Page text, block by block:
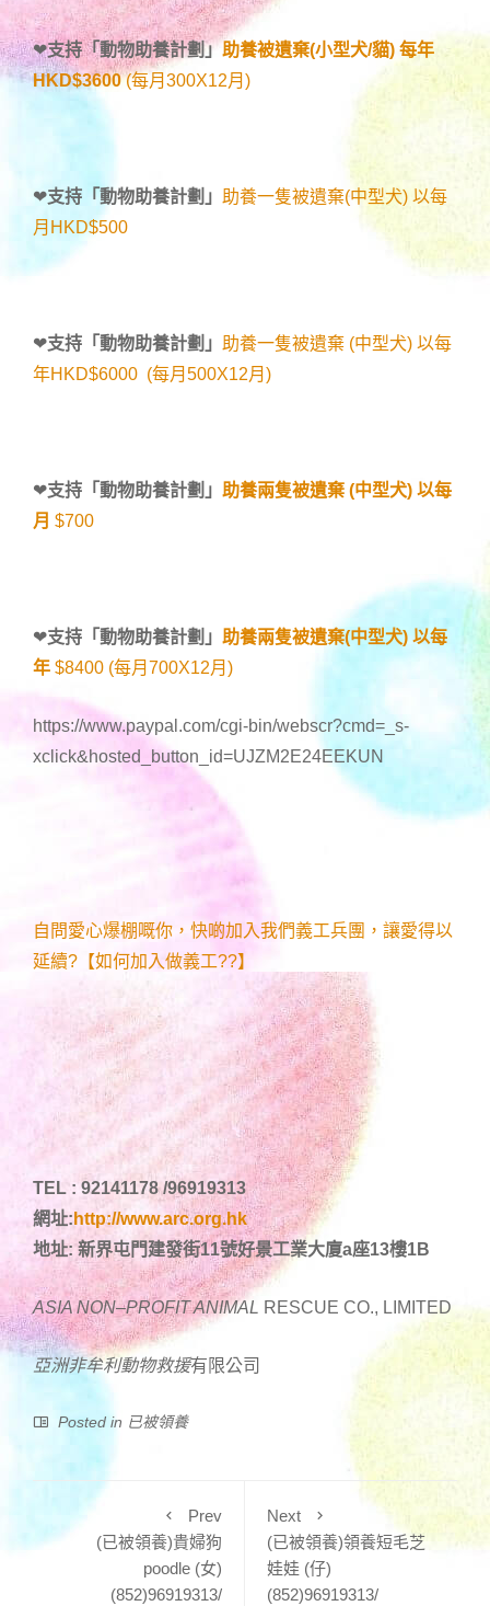
❤支持「動物助養計劃 」 助養被遺棄(小型犬/貓) 每年
HKD$3600(每月300X12月)
❤支持「動物助養計劃 」 助養一隻被遺棄(中型犬) 以每
月HKD$500
❤支持「動物助養計劃 」 助養一隻被遺棄 (中型犬) 以每
年HKD$6000 (每月500X12月)
❤支持「動物助養計劃 」 助養兩隻被遺棄 (中型犬) 以每
月 $700
❤支持「動物助養計劃 」 助養兩隻被遺棄(中型犬) 以每
年 $8400 (每月700X12月)
https://www.paypal.com/cgi-bin/webscr?cmd=_s-
xclick&hosted_button_id=UJZM2E24EEKUN
自問愛心爆棚嘅你，快啲加入我們義工兵團，讓愛得以
延續?【如何加入做義工??】
TEL : 92141178 /96919313
網址: http://www.arc.org.hk
地址: 新界屯門建發街11號好景工業大廈a座13樓1B
ASIA NON–PROFIT ANIMAL RESCUE CO., LIMITED
亞洲非牟利動物救援有限公司
Posted in 已被領養
Prev
(已被領養)貴婦狗
poodle (女)
(852)96919313/
Next
(已被領養)領養短毛芝
娃娃 (仔)
(852)96919313/